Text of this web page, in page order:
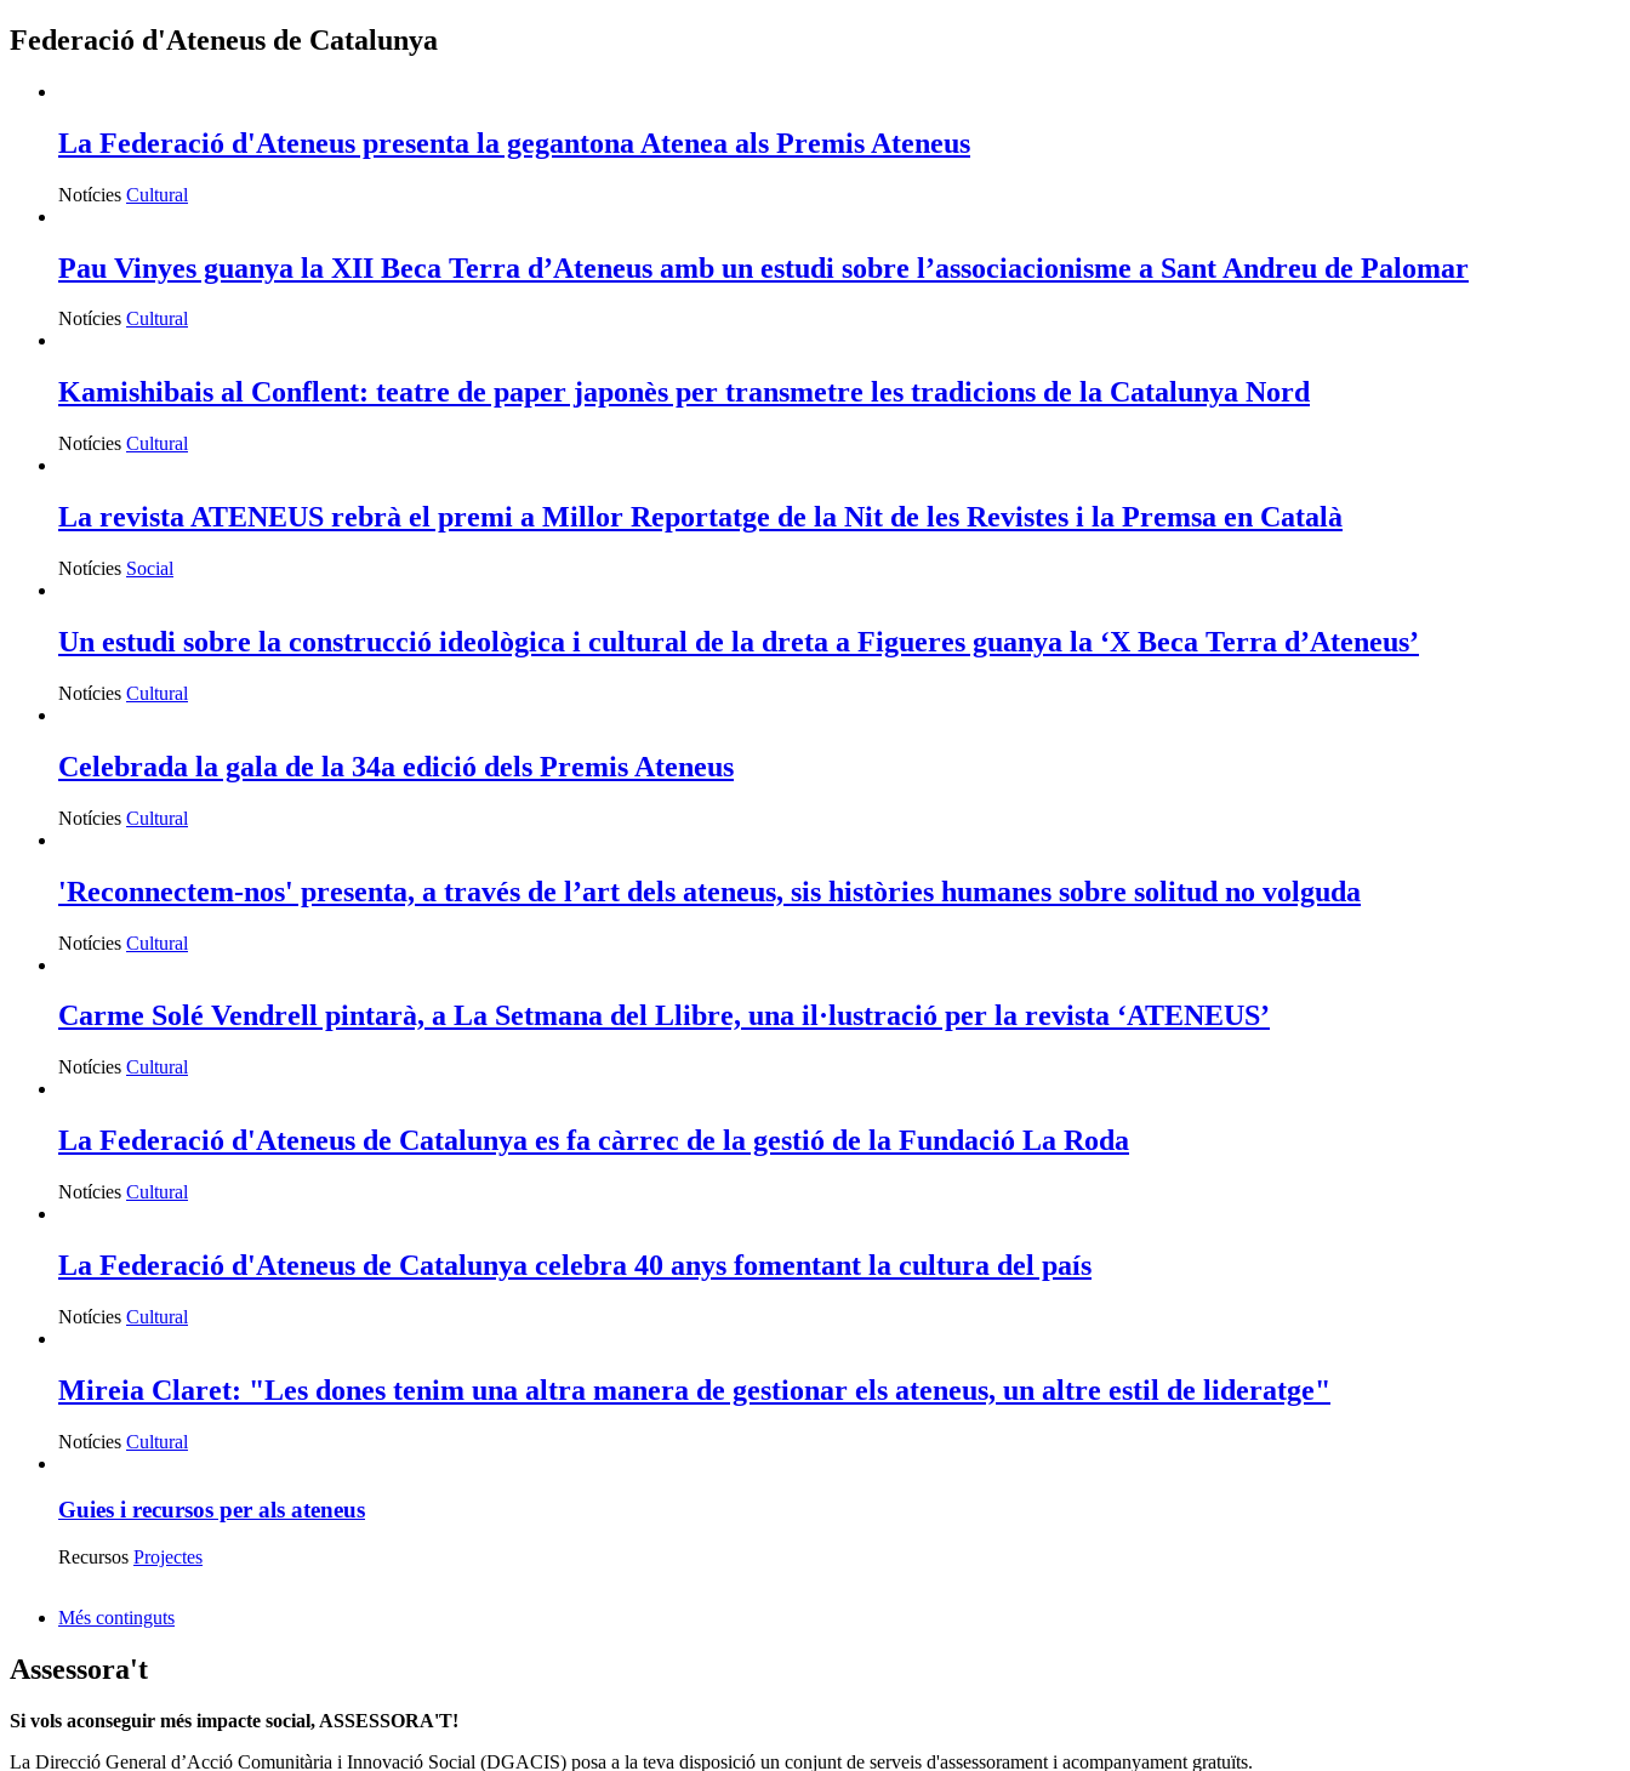
Federació d'Ateneus de Catalunya
La Federació d'Ateneus presenta la gegantona Atenea als Premis Ateneus
Notícies Cultural
Pau Vinyes guanya la XII Beca Terra d’Ateneus amb un estudi sobre l’associacionisme a Sant Andreu de Palomar
Notícies Cultural
Kamishibais al Conflent: teatre de paper japonès per transmetre les tradicions de la Catalunya Nord
Notícies Cultural
La revista ATENEUS rebrà el premi a Millor Reportatge de la Nit de les Revistes i la Premsa en Català
Notícies Social
Un estudi sobre la construcció ideològica i cultural de la dreta a Figueres guanya la ‘X Beca Terra d’Ateneus’
Notícies Cultural
Celebrada la gala de la 34a edició dels Premis Ateneus
Notícies Cultural
'Reconnectem-nos' presenta, a través de l’art dels ateneus, sis històries humanes sobre solitud no volguda
Notícies Cultural
Carme Solé Vendrell pintarà, a La Setmana del Llibre, una il·lustració per la revista ‘ATENEUS’
Notícies Cultural
La Federació d'Ateneus de Catalunya es fa càrrec de la gestió de la Fundació La Roda
Notícies Cultural
La Federació d'Ateneus de Catalunya celebra 40 anys fomentant la cultura del país
Notícies Cultural
Mireia Claret: "Les dones tenim una altra manera de gestionar els ateneus, un altre estil de lideratge"
Notícies Cultural
Guies i recursos per als ateneus
Recursos Projectes
Més continguts
Assessora't
Si vols aconseguir més impacte social, ASSESSORA'T!
La Direcció General d’Acció Comunitària i Innovació Social (DGACIS) posa a la teva disposició un conjunt de serveis d'assessorament i acompanyament gratuïts.